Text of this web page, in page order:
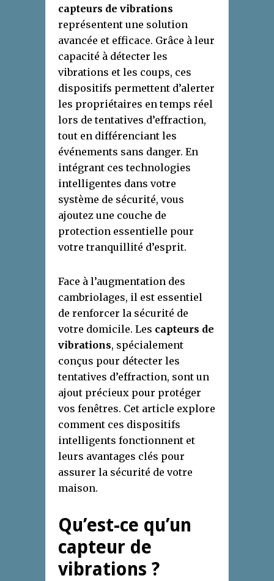
capteurs de vibrations
représentent une solution
avancée et efficace. Grâce à leur
capacité à détecter les
vibrations et les coups, ces
dispositifs permettent d’alerter
les propriétaires en temps réel
lors de tentatives d’effraction,
tout en différenciant les
événements sans danger. En
intégrant ces technologies
intelligentes dans votre
système de sécurité, vous
ajoutez une couche de
protection essentielle pour
votre tranquillité d’esprit.
Face à l’augmentation des
cambriolages, il est essentiel
de renforcer la sécurité de
votre domicile. Les capteurs de
vibrations, spécialement
conçus pour détecter les
tentatives d’effraction, sont un
ajout précieux pour protéger
vos fenêtres. Cet article explore
comment ces dispositifs
intelligents fonctionnent et
leurs avantages clés pour
assurer la sécurité de votre
maison.
Qu’est-ce qu’un
capteur de
vibrations ?